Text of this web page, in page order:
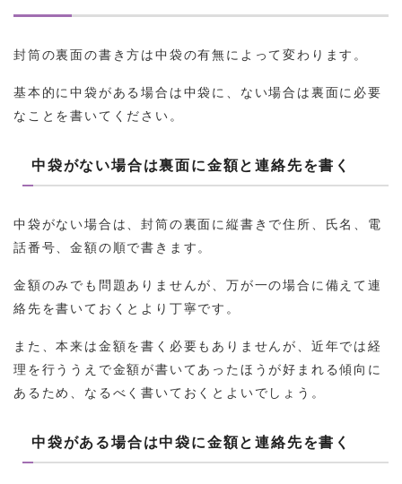
封筒の裏面の書き方は中袋の有無によって変わります。
基本的に中袋がある場合は中袋に、ない場合は裏面に必要
なことを書いてください。
中袋がない場合は裏面に金額と連絡先を書く
中袋がない場合は、封筒の裏面に縦書きで住所、氏名、電
話番号、金額の順で書きます。
金額のみでも問題ありませんが、万が一の場合に備えて連
絡先を書いておくとより丁寧です。
また、本来は金額を書く必要もありませんが、近年では経
理を行ううえで金額が書いてあったほうが好まれる傾向に
あるため、なるべく書いておくとよいでしょう。
中袋がある場合は中袋に金額と連絡先を書く